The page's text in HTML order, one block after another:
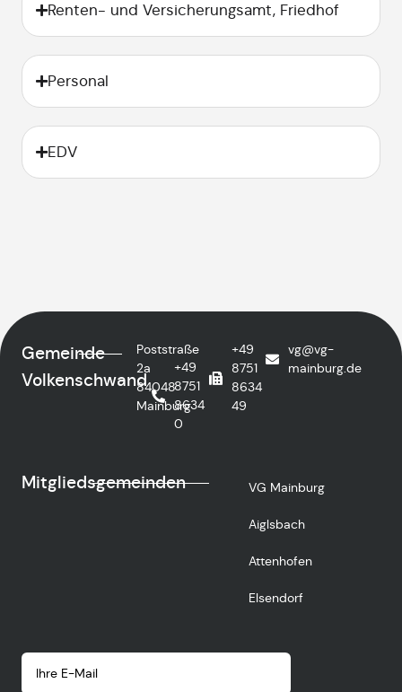
Renten- und Versicherungsamt, Friedhof
Personal
EDV
Gemeinde
Volkenschwand
Poststraße
2a
84048
Mainburg
+49
8751
8634
0
+49
8751
8634
49
vg@vg-
mainburg.de
Mitgliedsgemeinden VG Mainburg
Aiglsbach
Attenhofen
Elsendorf